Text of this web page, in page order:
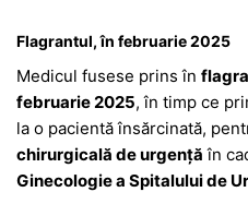
Flagrantul, în februarie 2025
Medicul fusese prins în
februarie 2025, în timp ce
la o pacientă însărcinată,
chirurgicală de urgență în
Ginecologie a Spitalului de